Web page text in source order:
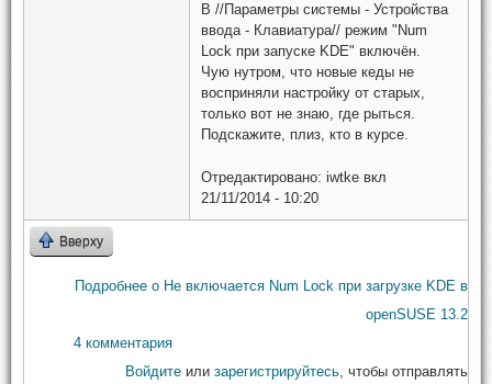
В //Параметры системы - Устройства
ввода - Клавиатура// режим "Num
Lock при запуске KDE" включён.
Чую нутром, что новые кеды не
восприняли настройку от старых,
только вот не знаю, где рыться.
Подскажите, плиз, кто в курсе.
Отредактировано: iwtke вкл
21/11/2014 - 10:20
Вверху
Подробнее о Не включается Num Lock при загрузке KDE в
openSUSE 13.2
4 комментария
Войдите или зарегистрируйтесь , чтобы отправлять